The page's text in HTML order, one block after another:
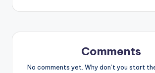
Comments
No comments yet. Why don’t you start